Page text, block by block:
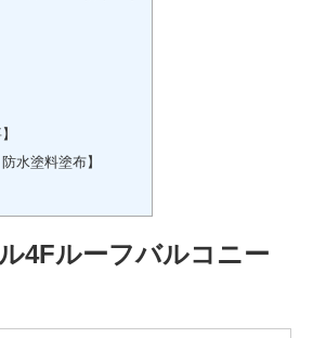
水塗料塗布】
4Fルーフバルコニー